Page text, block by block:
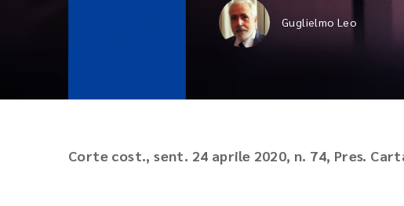
Guglielmo Leo
Corte cost., sent. 24 aprile 2020, n. 74, Pres.